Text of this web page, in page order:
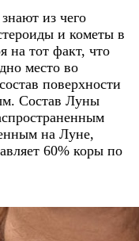
из чего
и кометы в
на тот факт, что
место во
поверхности
Состав Луны
на Луне,
60% коры по